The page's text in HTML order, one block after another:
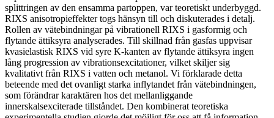
splittringen av den ensamma partoppen, var teoretiskt underbyggd.
RIXS anisotropieffekter togs hänsyn till och diskuterades i detalj.
Rollen av vätebindningar på vibrationell RIXS i gasformig och
flytande ättiksyra analyserades. Till skillnad från gasfas uppvisar
kvasielastisk RIXS vid syre K-kanten av flytande ättiksyra ingen
lång progression av vibrationsexcitationer, vilket skiljer sig
kvalitativt från RIXS i vatten och metanol. Vi förklarade detta
beteende med det ovanligt starka inflytandet från vätebindningen,
som förändrar karaktären hos det mellanliggande
innerskalsexciterade tillståndet. Den kombinerat teoretiska